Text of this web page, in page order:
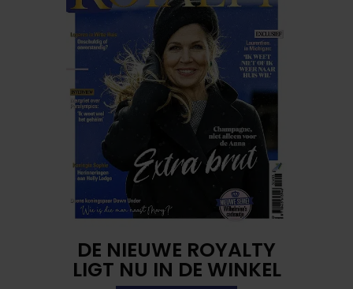
DE NIEUWE ROYALTY
LIGT NU IN DE WINKEL